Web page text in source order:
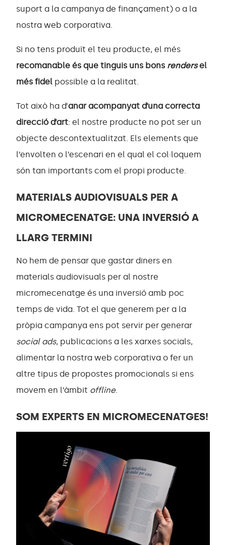
suport a la campanya de finançament) o a la
nostra web corporativa.
Si no tens produït el teu producte, el més
recomanable és que tinguis uns bons rendersel
més fidel possible a la realitat.
Tot això ha d’anar acompanyat d’una correcta
direcció d’art: el nostre producte no pot ser un
objecte descontextualitzat. Els elements que
l’envolten o l’escenari en el qual el col·loquem
són tan importants com el propi producte.
MATERIALS AUDIOVISUALS PER A
MICROMECENATGE: UNA INVERSIÓ A
LLARG TERMINI
No hem de pensar que gastar diners en
materials audiovisuals per al nostre
micromecenatge és una inversió amb poc
temps de vida. Tot el que generem per a la
pròpia campanya ens pot servir per generar
social ads, publicacions a les xarxes socials,
alimentar la nostra web corporativa o fer un
altre tipus de propostes promocionals si ens
movem en l’àmbit offline.
SOM EXPERTS EN MICROMECENATGES!